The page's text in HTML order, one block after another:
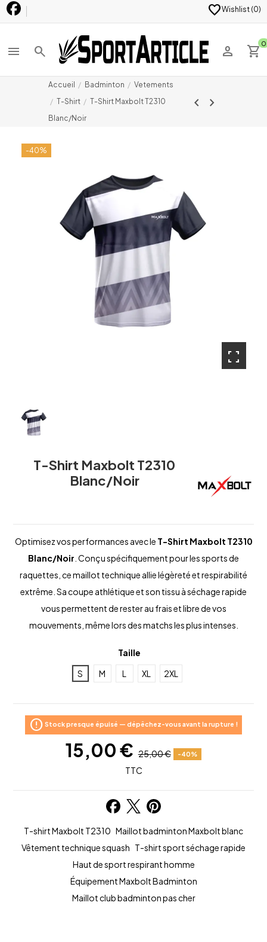
favoriteWishlist (0)
menu search person shopping_cart0
Accueil Badminton
Vetements
T-Shirt
T-Shirt Maxbolt T2310
Blanc/Noir
chevron_left chevron_right
-40%
fullscreen
T-Shirt Maxbolt T2310
Blanc/Noir
Optimisez vos performances avec le T-Shirt Maxbolt T2310
Blanc/Noir . Conçu spécifiquement pour les sports de
raquettes, ce maillot technique allie légèreté et respirabilité
extrême. Sa coupe athlétique et son tissu à séchage rapide
vous permettent de rester au frais et libre de vos
mouvements, même lors des matchs les plus intenses.
Taille
S
M L XL 2XL
error Stock presque épuisé — dépêchez-vous avant la rupture !
15,00 € 25,00 € -40%
TTC
T-shirt Maxbolt T2310 Maillot badminton Maxbolt blanc
Vêtement technique squash T-shirt sport séchage rapide
Haut de sport respirant homme
Équipement Maxbolt Badminton
Maillot club badminton pas cher